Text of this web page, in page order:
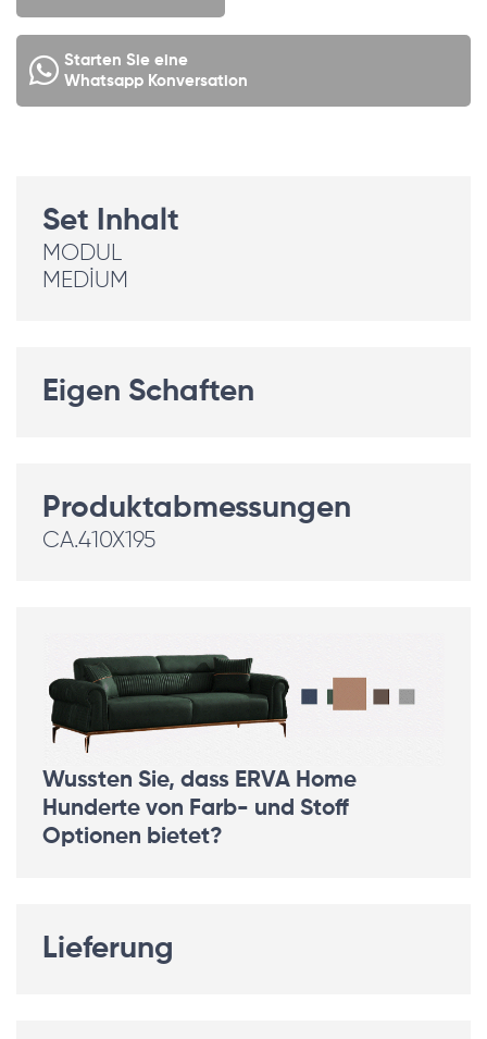
Starten Sie eine
Whatsapp Konversation
Set Inhalt
MODUL
MEDİUM
Eigen Schaften
Produktabmessungen
CA.410X195
Wussten Sie, dass ERVA Home
Hunderte von Farb- und Stoff
Optionen bietet?
Lieferung